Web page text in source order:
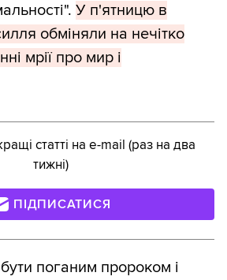
У п'ятницю в
обміняли на нечітко
мрії про мир і
статті на e-mail (раз на два
тижні)
ПІДПИСАТИСЯ
поганим пророком і